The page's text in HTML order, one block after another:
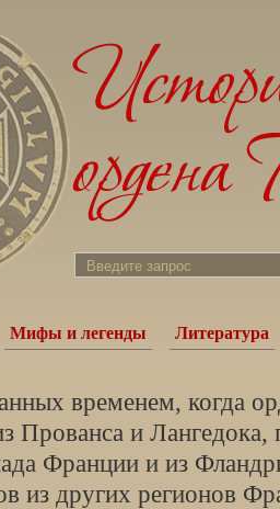
Мифы и легенды Литература
временем, когда
Прованса и Лангедока,
Франции и из
из других регионов